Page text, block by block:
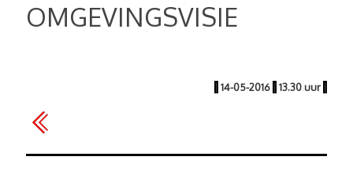
OMGEVINGSVISIE
| 14-05-2016 | 13.30 uur |